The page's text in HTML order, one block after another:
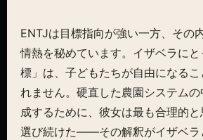
ENTJは目標指向が強い一方、その
情熱を秘めています。イザベラに
標」は、子どもたちが自由になる
れません。硬直した農園システム
成するために、彼女は最も合理的
選び続けた——その解釈がイザベラ